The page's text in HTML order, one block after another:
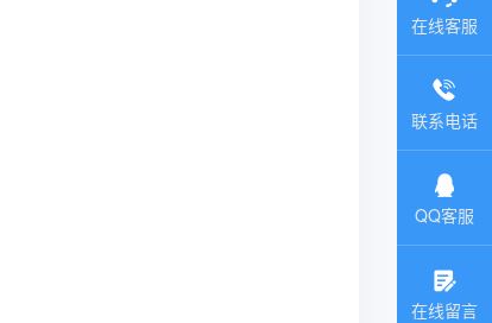
在线客服
联系电话
QQ客服
在线留言